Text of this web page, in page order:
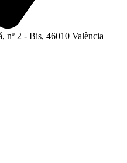
nº 2 - Bis, 46010 València